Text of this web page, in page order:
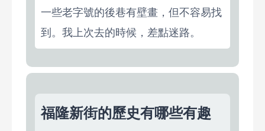
一些老字號的後巷有壁畫，但不容易找
到。我上次去的時候，差點迷路。
福隆新街的歷史有哪些有趣